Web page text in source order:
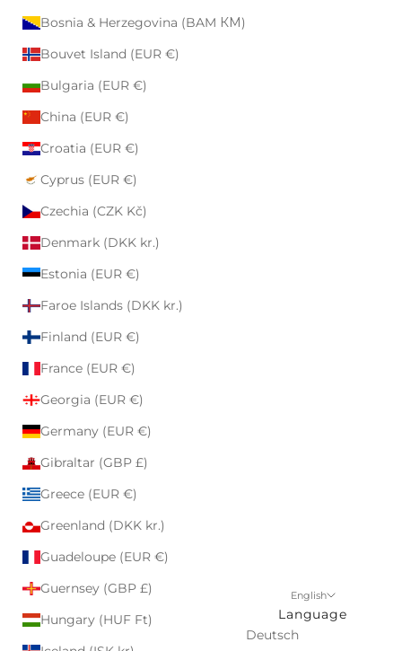
Bosnia & Herzegovina (BAM КМ)
Bouvet Island (EUR €)
Bulgaria (EUR €)
China (EUR €)
Croatia (EUR €)
Cyprus (EUR €)
Czechia (CZK Kč)
Denmark (DKK kr.)
Estonia (EUR €)
Faroe Islands (DKK kr.)
Finland (EUR €)
France (EUR €)
Georgia (EUR €)
Germany (EUR €)
Gibraltar (GBP £)
Greece (EUR €)
Greenland (DKK kr.)
Guadeloupe (EUR €)
Guernsey (GBP £)
Hungary (HUF Ft)
English
Language
Deutsch